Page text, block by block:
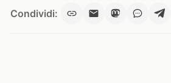
Condividi: